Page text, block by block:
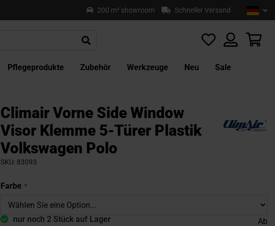
200 m² showroom Schneller Versand
Pflegeprodukte Zubehör Werkzeuge Neu Sale
Climair Vorne Side Window
Visor Klemme 5-Türer Plastik
Volkswagen Polo
SKU 83093
Farbe
nur noch 2 Stück auf Lager Ab